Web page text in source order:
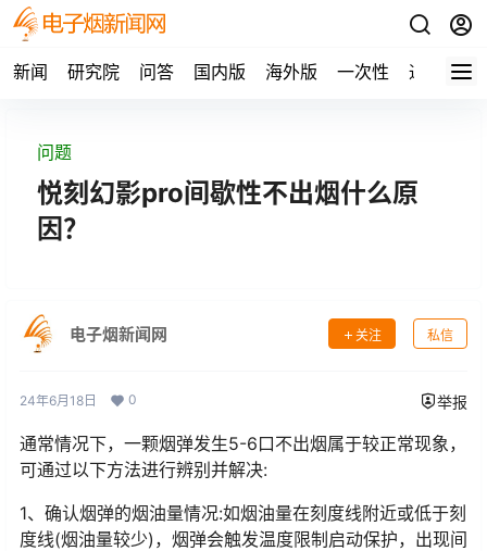
新闻 研究院 问答 国内版 海外版 一次性 通配 草
问题
悦刻幻影pro间歇性不出烟什么原
因？
电子烟新闻网 关注 私信
24年6月18日 0 举报
通常情况下，一颗烟弹发生5-6口不出烟属于较正常现象，
可通过以下方法进行辨别并解决:
1、确认烟弹的烟油量情况:如烟油量在刻度线附近或低于刻
度线(烟油量较少)，烟弹会触发温度限制启动保护，出现间